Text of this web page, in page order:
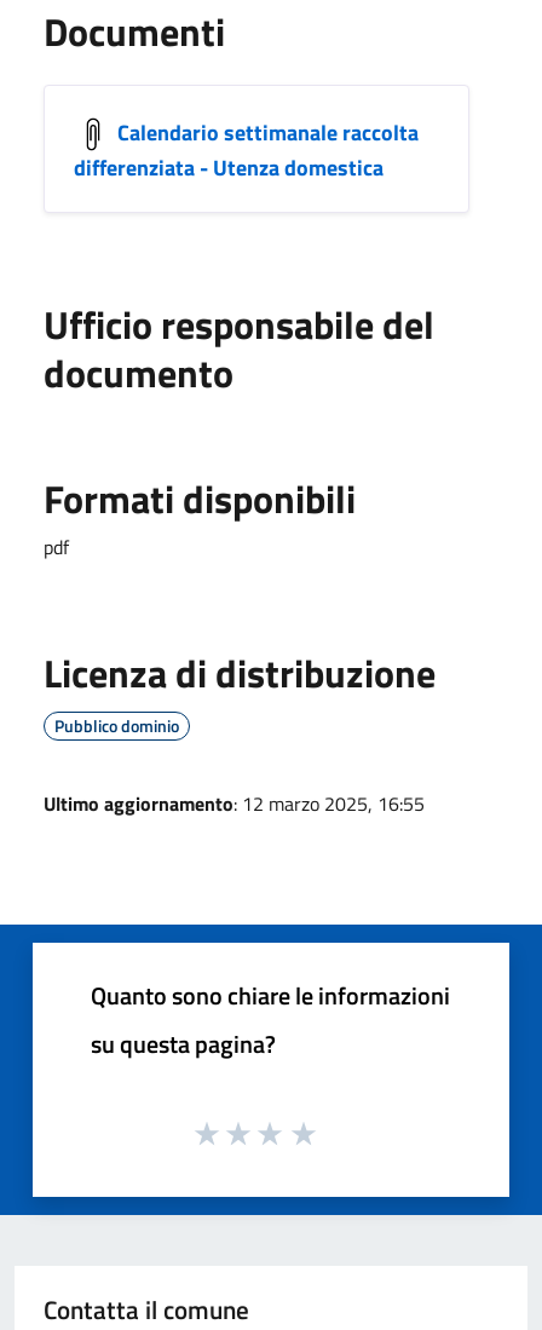
Documenti
Calendario settimanale raccolta
differenziata - Utenza domestica
Ufficio responsabile del
documento
Formati disponibili
pdf
Licenza di distribuzione
Pubblico dominio
Ultimo aggiornamento: 12 marzo 2025, 16:55
Quanto sono chiare le informazioni
su questa pagina?
Contatta il comune